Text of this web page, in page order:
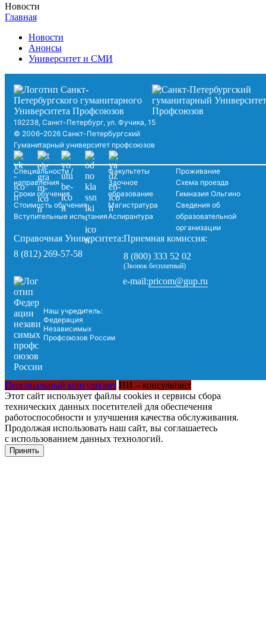
Новости
Главная
Новости
Анонсы
Университет и СМИ
192238, Санкт-Петербург, ул. Фучика, 15
© 2006–2026 Санкт-Петербургский
Гуманитарный университет профсоюзов
Специальности /
направления
Сроки обучения
Стоимость обучения
Вступительные испытания
Факультеты
Заочное
образование
Магистратура
Аспирантура
Проживание
Схема проезда
Гимназия Ольгино
Сведения об
образовательной
организации
Справочная Университета:
8 (812) 269-57-58
Приемная комиссия:
8 (800) 333 52 02
(Звонок бесплатный)
Наш учредитель:
Федерация
Независимых
Профсоюзов России
e-mail:pricom@gup.ru
Персональный консультант ИИ – консультант
Этот сайт использует файлы cookies и сервисы сбора
технических данных посетителей для обеспечения
работоспособности и улучшения качества обслуживания.
Продолжая использовать наш сайт, вы соглашаетесь
с использованием данных технологий.
Принять